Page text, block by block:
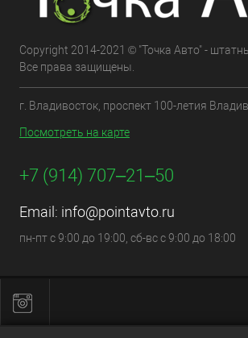
Copyright 2014-2021 © "Точка Авто" -
Все права защищены.
г. Владивосток, проспект 100-летия
Посмотреть на карте
+7 (914) 707‒21‒50
Email: info@pointavto.ru
пн-пт с 9:00 до 19:00, сб-вс с 9:00 до 18:00